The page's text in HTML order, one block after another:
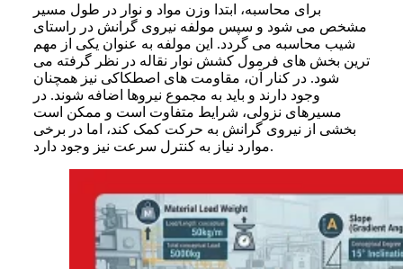
برای محاسبه، ابتدا وزن مواد و نوار در طول مسیر
مشخص می شود و سپس مولفه نیروی گرانش در راستای
شیب محاسبه می گردد. این مولفه به عنوان یکی از مهم
ترین بخش های فرمول کشش نوار نقاله در نظر گرفته می
شود. در کنار آن، مقاومت های اصطکاکی نیز همچنان
وجود دارند و باید به مجموع نیروها اضافه شوند. در
مسیرهای نزولی، شرایط متفاوت است و ممکن است
بخشی از نیروی گرانش به حرکت کمک کند، اما در برخی
موارد نیاز به کنترل سرعت نیز وجود دارد.